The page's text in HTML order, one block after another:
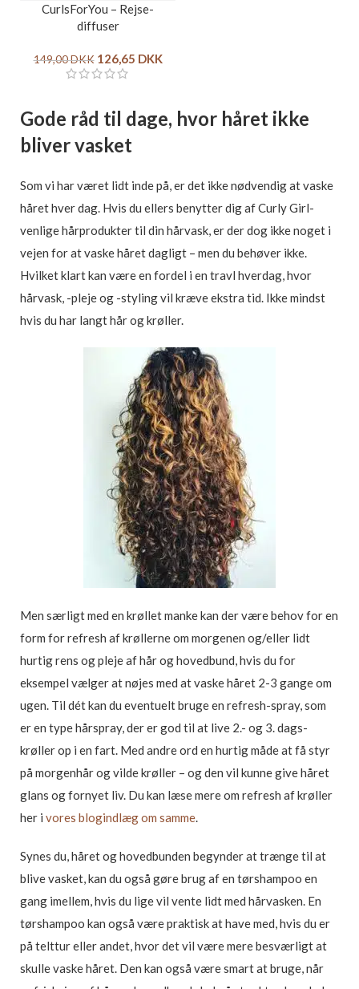
CurlsForYou – Rejse-
diffuser
149,00DKK 126,65 DKK
Gode råd til dage, hvor håret ikke
bliver vasket
Som vi har været lidt inde på, er det ikke nødvendig at vaske
håret hver dag. Hvis du ellers benytter dig af Curly Girl-
venlige hårprodukter til din hårvask, er der dog ikke noget i
vejen for at vaske håret dagligt – men du behøver ikke.
Hvilket klart kan være en fordel i en travl hverdag, hvor
hårvask, -pleje og -styling vil kræve ekstra tid. Ikke mindst
hvis du har langt hår og krøller.
Men særligt med en krøllet manke kan der være behov for en
form for refresh af krøllerne om morgenen og/eller lidt
hurtig rens og pleje af hår og hovedbund, hvis du for
eksempel vælger at nøjes med at vaske håret 2-3 gange om
ugen. Til dét kan du eventuelt bruge en refresh-spray, som
er en type hårspray, der er god til at live 2.- og 3. dags-
krøller op i en fart. Med andre ord en hurtig måde at få styr
på morgenhår og vilde krøller – og den vil kunne give håret
glans og fornyet liv. Du kan læse mere om refresh af krøller
her i vores blogindlæg om samme
Synes du, håret og hovedbunden begynder at trænge til at
blive vasket, kan du også gøre brug af en tørshampoo en
gang imellem, hvis du lige vil vente lidt med hårvasken. En
tørshampoo kan også være praktisk at have med, hvis du er
på telttur eller andet, hvor det vil være mere besværligt at
skulle vaske håret. Den kan også være smart at bruge, når